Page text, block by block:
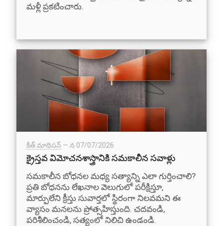
మళ్లీ ప్రకటించారు.
కీత్ మాథిసన్ — న 07/07/2026
క్రైస్తవ విమోచనశాస్త్రానికి సమకాలీన సవాళ్లు
సమకాలీన బోధనల మధ్య సత్యాన్ని ఎలా గుర్తించాలి?
ప్రతి బోధనను లేఖనాల వెలుగులో పరీక్షిస్తూ,
మార్పులేని క్రీస్తు సువార్తలో స్థిరంగా నిలవమని ఈ
వ్యాసం మనలను ప్రోత్సహిస్తుంది. చదవండి,
పరిశీలించండి, సత్యంలో నిలిచి ఉండండి.